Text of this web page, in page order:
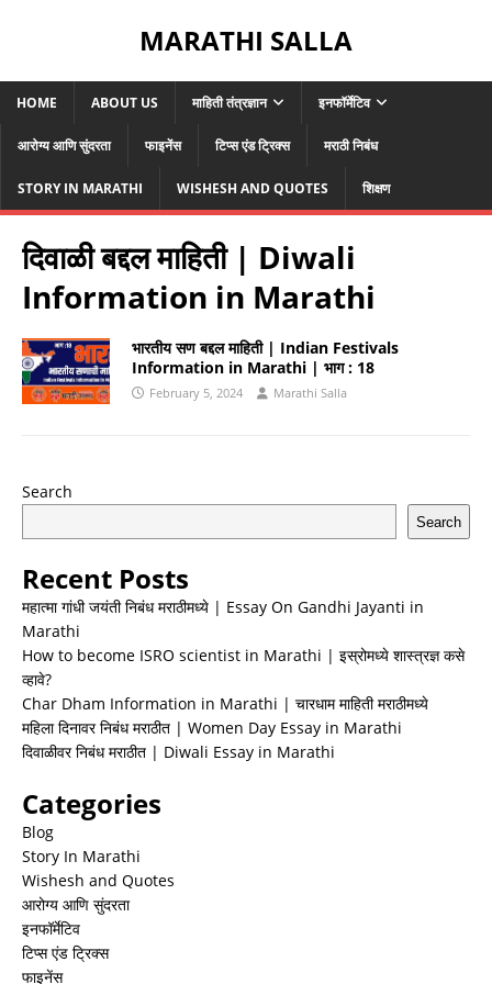
MARATHI SALLA
HOME ABOUT US माहिती तंत्रज्ञान इनफॉर्मेटिव
आरोग्य आणि सुंदरता फाइनेंस टिप्स एंड ट्रिक्स मराठी निबंध
STORY IN MARATHI WISHESH AND QUOTES शिक्षण
दिवाळी बद्दल माहिती | Diwali
Information in Marathi
भारतीय सण बद्दल माहिती | Indian Festivals
Information in Marathi | भाग : 18
February 5, 2024 Marathi Salla
Search
Search
Recent Posts
महात्मा गांधी जयंती निबंध मराठीमध्ये | Essay On Gandhi Jayanti in
Marathi
How to become ISRO scientist in Marathi | इस्रोमध्ये शास्त्रज्ञ कसे
व्हावे?
Char Dham Information in Marathi | चारधाम माहिती मराठीमध्ये
महिला दिनावर निबंध मराठीत | Women Day Essay in Marathi
दिवाळीवर निबंध मराठीत | Diwali Essay in Marathi
Categories
Blog
Story In Marathi
Wishesh and Quotes
आरोग्य आणि सुंदरता
इनफॉर्मेटिव
टिप्स एंड ट्रिक्स
फाइनेंस